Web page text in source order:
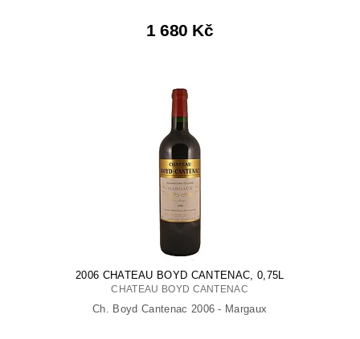
1 680 Kč
2006 CHATEAU BOYD CANTENAC, 0,75L
CHATEAU BOYD CANTENAC
Ch. Boyd Cantenac 2006 - Margaux